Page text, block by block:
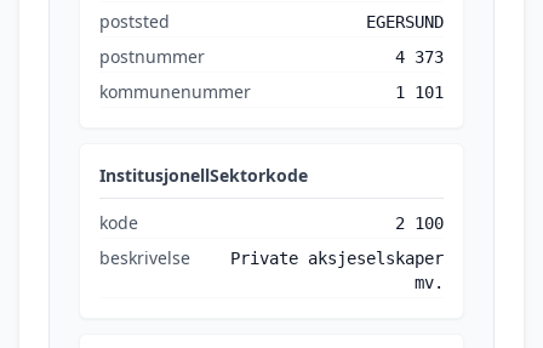
poststed EGERSUND
postnummer 4 373
kommunenummer 1 101
InstitusjonellSektorkode
kode 2 100
beskrivelse
Private aksjeselskaper
mv.